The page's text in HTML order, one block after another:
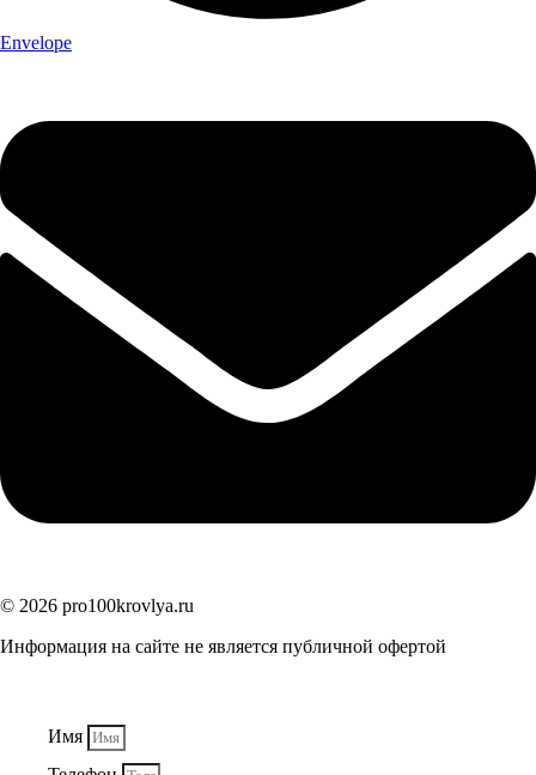
Envelope
© 2026 pro100krovlya.ru
Информация на сайте не является публичной офертой
Имя